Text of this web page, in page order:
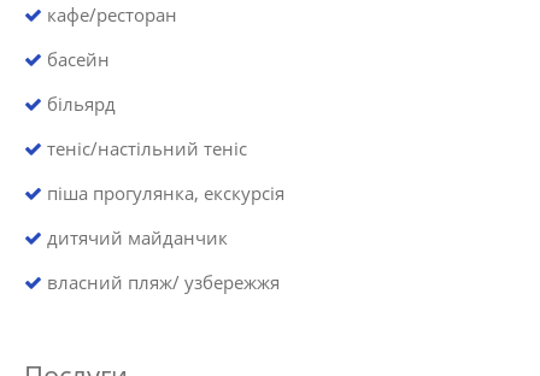
кафе/ресторан
басейн
більярд
теніс/настільний теніс
піша прогулянка, екскурсія
дитячий майданчик
власний пляж/ узбережжя